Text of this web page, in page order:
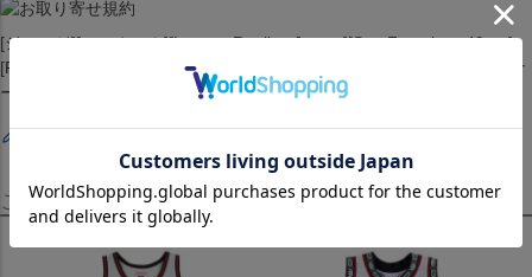
[ジャージ][ユニホーム][Legacy Replica Jersey][San Francisco 49ers]
[Ronnie Lott #42][White][アメリカンフットボール アメフト][SF/ナイナ
ーズ]
この商品を見たお客様はこちらも見ています！